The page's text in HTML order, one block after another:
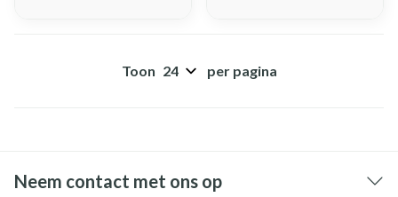
Toon per pagina
Neem contact met ons op